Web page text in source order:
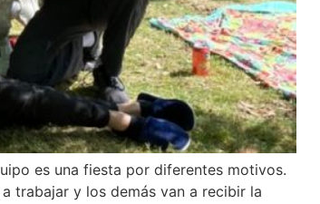
es una fiesta por diferentes motivos.
trabajar y los demás van a recibir la